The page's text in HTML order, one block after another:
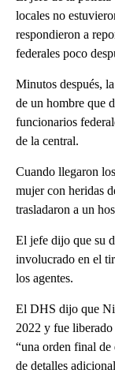
locales no
respondieron a
federales poco
Minutos después,
de un hombre que
funcionarios
de la central.
Cuando llegaron
mujer con heridas
trasladaron a un
El jefe dijo que su
involucrado en el
los agentes.
El DHS dijo que
2022 y fue
“una orden final
de detalles